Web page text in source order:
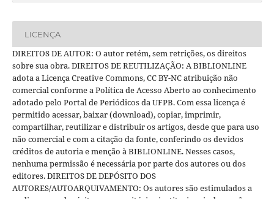
LICENÇA
DIREITOS DE AUTOR: O autor retém, sem retrições, os direitos
sobre sua obra. DIREITOS DE REUTILIZAÇÃO: A BIBLIONLINE
adota a Licença Creative Commons, CC BY-NC atribuição não
comercial conforme a Política de Acesso Aberto ao conhecimento
adotado pelo Portal de Periódicos da UFPB. Com essa licença é
permitido acessar, baixar (download), copiar, imprimir,
compartilhar, reutilizar e distribuir os artigos, desde que para uso
não comercial e com a citação da fonte, conferindo os devidos
créditos de autoria e menção à BIBLIONLINE. Nesses casos,
nenhuma permissão é necessária por parte dos autores ou dos
editores. DIREITOS DE DEPÓSITO DOS
AUTORES/AUTOARQUIVAMENTO: Os autores são estimulados a